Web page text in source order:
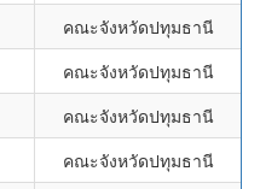
คณะจังหวัดปทุมธานี
คณะจังหวัดปทุมธานี
คณะจังหวัดปทุมธานี
คณะจังหวัดปทุมธานี